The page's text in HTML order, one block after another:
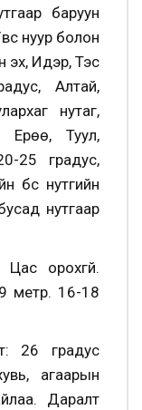
баруун
нуур болон
эх, Идэр, Тэс
Алтай,
нутаг,
Ерөө, Туул,
25 градус,
бүс нутгийн
нутгаар
орохгүй.
метр. 16-18
26 градус
агаарын
Даралт